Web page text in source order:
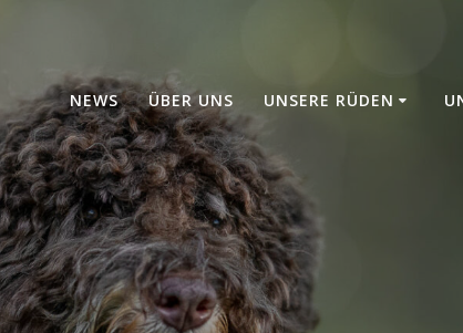
NEWS ÜBER UNS UNSERE RÜDEN